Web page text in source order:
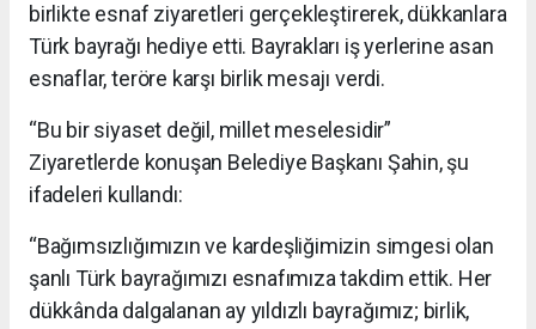
birlikte esnaf ziyaretleri gerçekleştirerek, dükkanlara
Türk bayrağı hediye etti. Bayrakları iş yerlerine asan
esnaflar, teröre karşı birlik mesajı verdi.
“Bu bir siyaset değil, millet meselesidir”
Ziyaretlerde konuşan Belediye Başkanı Şahin, şu
ifadeleri kullandı:
“Bağımsızlığımızın ve kardeşliğimizin simgesi olan
şanlı Türk bayrağımızı esnafımıza takdim ettik. Her
dükkânda dalgalanan ay yıldızlı bayrağımız; birlik,